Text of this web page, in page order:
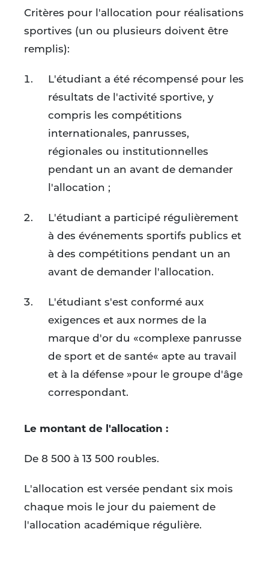
Critères pour l'allocation pour réalisations
sportives (un ou plusieurs doivent être
remplis):
L'étudiant a été récompensé pour les
résultats de l'activité sportive, y
compris les compétitions
internationales, panrusses,
régionales ou institutionnelles
pendant un an avant de demander
l'allocation ;
L'étudiant a participé régulièrement
à des événements sportifs publics et
à des compétitions pendant un an
avant de demander l'allocation.
L'étudiant s'est conformé aux
exigences et aux normes de la
marque d'or du «complexe panrusse
de sport et de santé« apte au travail
et à la défense »pour le groupe d'âge
correspondant.
Le montant de l'allocation :
De 8 500 à 13 500 roubles.
L'allocation est versée pendant six mois
chaque mois le jour du paiement de
l'allocation académique régulière.